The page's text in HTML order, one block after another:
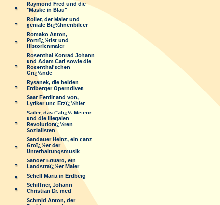
Raymond Fred und die
"Maske in Blau"
Roller, der Maler und
geniale Bï¿½hnenbilder
Romako Anton,
Portrï¿½tist und
Historienmaler
Rosenthal Konrad Johann
und Adam Carl sowie die
Rosenthal'schen
Grï¿½nde
Rysanek, die beiden
Erdberger Operndiven
Saar Ferdinand von,
Lyriker und Erzï¿½hler
Sailer, das Cafï¿½ Meteor
und die illegalen
Revolutionï¿½ren
Sozialisten
Sandauer Heinz, ein ganz
Groï¿½er der
Unterhaltungsmusik
Sander Eduard, ein
Landstraï¿½er Maler
Schell Maria in Erdberg
Schiffner, Johann
Christian Dr. med
Schmid Anton, der